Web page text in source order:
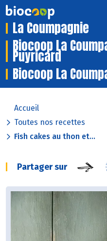
La Coumpagnie
Biocoop La
Puyricard
Biocoop La
Accueil
Toutes nos recettes
Fish cakes au thon et...
Partager sur